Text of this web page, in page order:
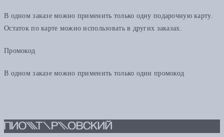
В одном заказе можно применить только одну подарочную карту.
Остаток по карте можно использовать в других заказах.
Промокод
В одном заказе можно применить только один промокод